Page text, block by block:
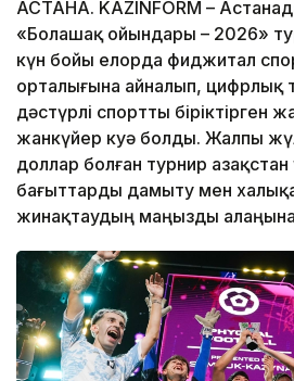
АСТАНА. KAZINFORM –
«Болашақ ойындары – 2026»
күн бойы елорда фиджитал
орталығына айналып, цифрлық
дәстүрлі спортты біріктірген
жанкүйер куә болды. Жалпы
доллар болған турнир
бағыттарды дамыту мен
жинақтаудың маңызды